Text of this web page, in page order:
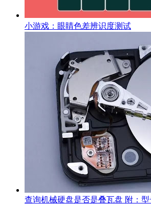
小游戏：眼睛色差辨识度测试
查询机械硬盘是否是叠瓦盘 附：